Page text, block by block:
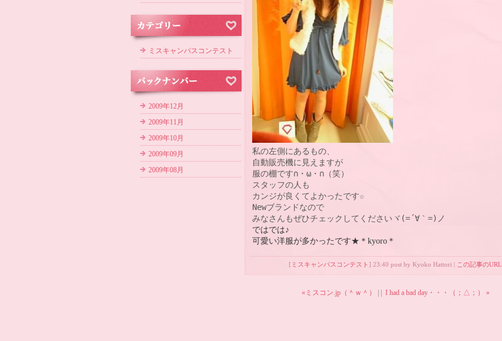
私の左側にあるもの、
自動販売機に見えますが
服の棚です∩・ω・∩（笑）
スタッフの人も
カンジが良くてよかったです☆
Newブランドなので
みなさんもぜひチェックしてくださいヾ(=´∀｀=)ノ
ではでは♪
可愛い洋服が多かったです★＊kyoro＊
[ ミスキャンパスコンテスト ] 23:40 post by Kyoko Hattori | この記事のURL
«ミスコン.jp（＾ｗ＾） I had a bad day・・・（；△；） »
ミスキャンパスコンテスト
2009年12月
2009年11月
2009年10月
2009年09月
2009年08月